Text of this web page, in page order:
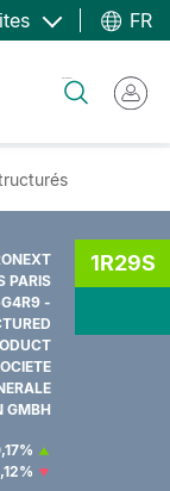
FR
PARIS
-
GMBH
1R29S